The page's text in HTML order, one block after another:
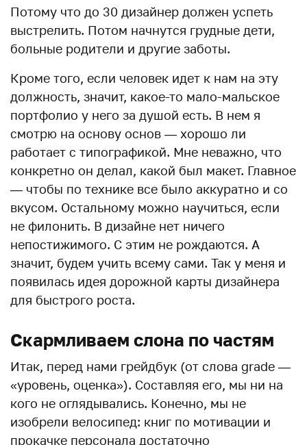
Потому что до 30 дизайнер должен успеть
выстрелить. Потом начнутся грудные дети,
больные родители и другие заботы.
Кроме того, если человек идет к нам на эту
должность, значит, какое-то мало-мальское
портфолио у него за душой есть. В нем я
смотрю на основу основ — хорошо ли
работает с типографикой. Мне неважно, что
конкретно он делал, какой был макет. Главное
— чтобы по технике все было аккуратно и со
вкусом. Остальному можно научиться, если
не филонить. В дизайне нет ничего
непостижимого. С этим не рождаются. А
значит, будем учить всему сами. Так у меня и
появилась идея дорожной карты дизайнера
для быстрого роста.
Скармливаем слона по частям
Итак, перед нами грейдбук (от слова grade —
«уровень, оценка»). Составляя его, мы ни на
кого не оглядывались. Конечно, мы не
изобрели велосипед: книг по мотивации и
прокачке персонала достаточно